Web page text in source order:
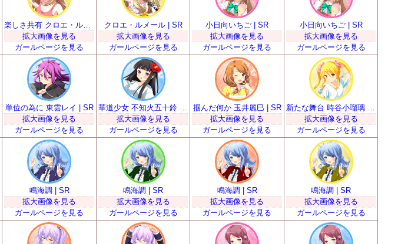
楽しさ共有 クロエ・ルメール | SR
拡大画像を見る
ガールページを見る
クロエ・ルメール | SR
拡大画像を見る
ガールページを見る
小日向いちご | SR
拡大画像を見る
ガールページを見る
小日向いちご | SR
拡大画像を見る
ガールページを見る
単位の為に 東雲レイ | SR
拡大画像を見る
ガールページを見る
華道少女 不知火五十鈴 | SR
拡大画像を見る
ガールページを見る
掴んだ何か 玉井麗巳 | SR
拡大画像を見る
ガールページを見る
新たな舞台 時谷小瑠璃 | SR
拡大画像を見る
ガールページを見る
鳴海調 | SR
拡大画像を見る
ガールページを見る
鳴海調 | SR
拡大画像を見る
ガールページを見る
鳴海調 | SR
拡大画像を見る
ガールページを見る
鳴海調 | SR
拡大画像を見る
ガールページを見る